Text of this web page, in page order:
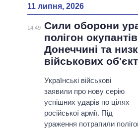
11 липня, 2026
14:49 Сили оборони
полігон
Донеччині та
військових
Українські військові
заявили про нову серію
успішних ударів по цілях
російської армії. Під
ураження потрапили